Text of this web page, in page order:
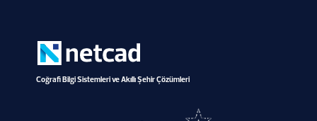
Coğrafi Bilgi Sistemleri ve Akıllı Şehir Çözümleri